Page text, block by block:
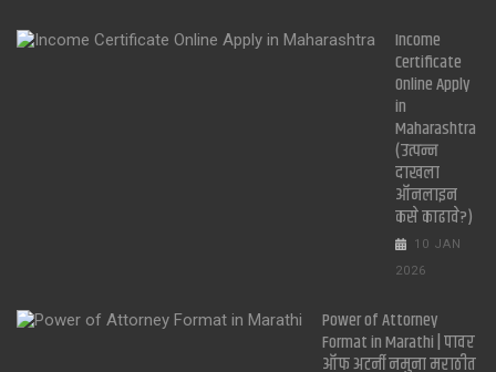
Income
Certificate
Online Apply
in
Maharashtra
(उत्पन्न
दाखला
ऑनलाइन
कसे काढावे?)
10 JAN
2026
Power of Attorney
Format in Marathi | पावर
ऑफ अटर्नी नमुना मराठीत